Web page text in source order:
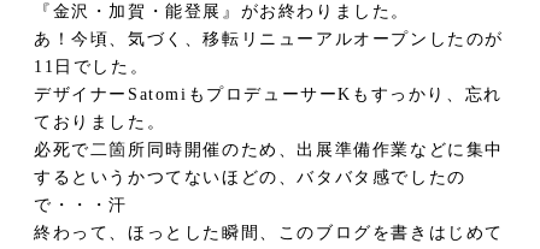
『金沢・加賀・能登展』 がお終わりました。
あ！今頃、気づく、移転リニューアルオープンしたのが
11日でした。
デザイナーSatomiもプロデューサーKもすっかり、忘れ
ておりました。
必死で二箇所同時開催のため、出展準備作業などに集中
するというかつてないほどの、バタバタ感でしたの
で・・・汗
終わって、ほっとした瞬間、このブログを書きはじめて